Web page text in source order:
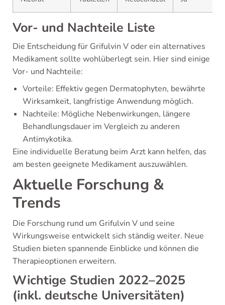
Vor- und Nachteile Liste
Die Entscheidung für Grifulvin V oder ein alternatives
Medikament sollte wohlüberlegt sein. Hier sind einige
Vor- und Nachteile:
Vorteile: Effektiv gegen Dermatophyten, bewährte
Wirksamkeit, langfristige Anwendung möglich.
Nachteile: Mögliche Nebenwirkungen, längere
Behandlungsdauer im Vergleich zu anderen
Antimykotika.
Eine individuelle Beratung beim Arzt kann helfen, das
am besten geeignete Medikament auszuwählen.
Aktuelle Forschung &
Trends
Die Forschung rund um Grifulvin V und seine
Wirkungsweise entwickelt sich ständig weiter. Neue
Studien bieten spannende Einblicke und können die
Therapieoptionen erweitern.
Wichtige Studien 2022–2025
(inkl. deutsche Universitäten)